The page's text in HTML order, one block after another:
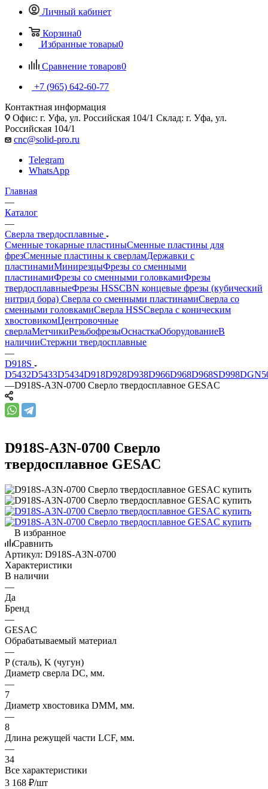
Личный кабинет
Корзина0
Избранные товары0
Сравнение товаров0
+7 (965) 642-60-77
Контактная информация
Офис: г. Уфа, ул. Российская 104/1 Склад: г. Уфа, ул.
Российская 104/1
cnc@solid-pro.ru
Telegram
WhatsApp
Главная
—
Каталог
—
Сверла твердосплавные
Сменные токарные пластиныСменные пластины для
фрезСменные пластины к сверламДержавки с
пластинамиМинирезцыФрезы со сменными
пластинамиФрезы со сменными головкамиФрезы
твердосплавныеФрезы HSSCBN концевые фрезы (кубический
нитрид бора) Сверла со сменными пластинамиСверла со
сменными головкамиСверла HSSСверла с коническим
хвостовикомЦентровочные
сверлаМетчикиРезьбофрезыОснасткаОборудованиеВ
наличииСтержни твердосплавные
—
D918S
D5432D5433D5434D918D928D938D966D968D968SD998
—D918S-A3N-0700 Сверло твердосплавное GESAC
D918S-A3N-0700 Сверло
твердосплавное GESAC
В избранное
Сравнить
Артикул: D918S-A3N-0700
Характеристики
В наличии
—
Да
Бренд
—
GESAC
Обрабатываемый материал
—
P (сталь), K (чугун)
Диаметр сверла DC, мм.
—
7
Диаметр хвостовика DMM, мм.
—
8
Длина режущей части LСF, мм.
—
34
Все характеристики
3 168 ₽/шт